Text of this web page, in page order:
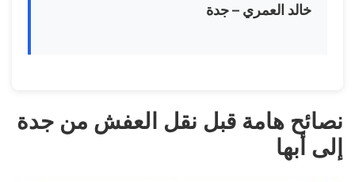
خالد العمري – جدة
نصائح هامة قبل نقل العفش من جدة
إلى أبها